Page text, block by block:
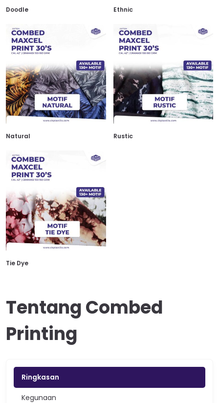
Doodle Ethnic
Natural Rustic
Tie Dye
Tentang Combed
Printing
Ringkasan
Kegunaan